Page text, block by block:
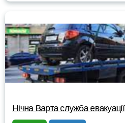
Нічна Варта служба евакуації